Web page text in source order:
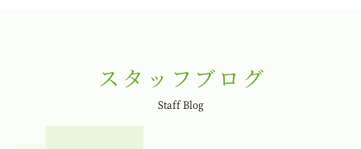
スタッフブログ
Staff Blog